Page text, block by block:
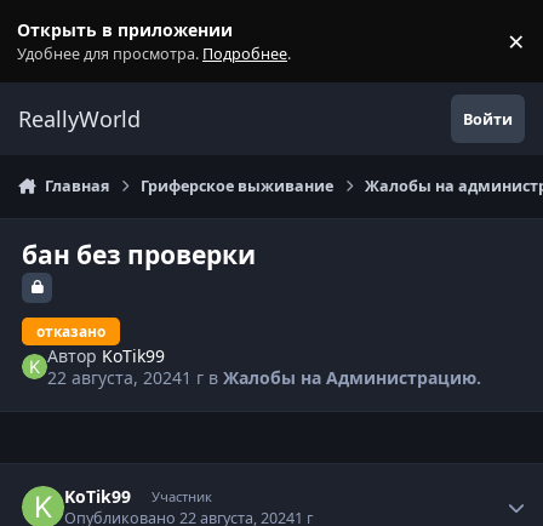
Открыть в приложении
Удобнее для просмотра. Подробнее. ×
ReallyWorld Войти
Главная Гриферское выживание Жалобы на
бан без проверки
отказано
Автор KoTik99
22 августа, 20241 г вЖалобы на Администрацию.
KoTik99 Участник
Опубликовано22 августа, 20241 г